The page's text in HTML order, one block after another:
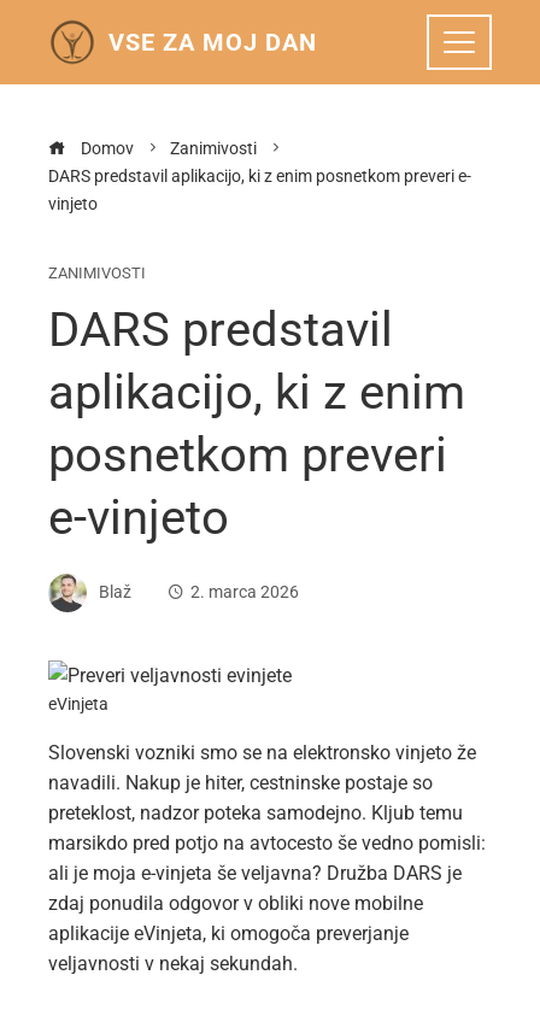
VSE ZA MOJ DAN
Domov
Zanimivosti
DARS predstavil aplikacijo, ki z enim posnetkom preveri e-
vinjeto
ZANIMIVOSTI
DARS predstavil
aplikacijo, ki z enim
posnetkom preveri
e-vinjeto
Blaž 2. marca 2026
eVinjeta
Slovenski vozniki smo se na elektronsko vinjeto že
navadili. Nakup je hiter, cestninske postaje so
preteklost, nadzor poteka samodejno. Kljub temu
marsikdo pred potjo na avtocesto še vedno pomisli:
ali je moja e-vinjeta še veljavna? Družba DARS je
zdaj ponudila odgovor v obliki nove mobilne
aplikacije eVinjeta, ki omogoča preverjanje
veljavnosti v nekaj sekundah.